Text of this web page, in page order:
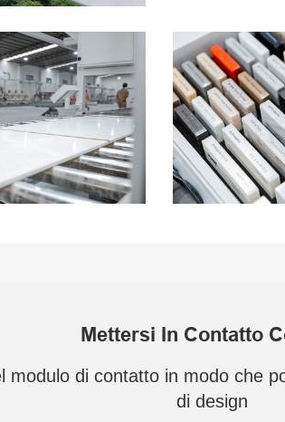
Mettersi In Contatto
modulo di contatto in modo che
di design